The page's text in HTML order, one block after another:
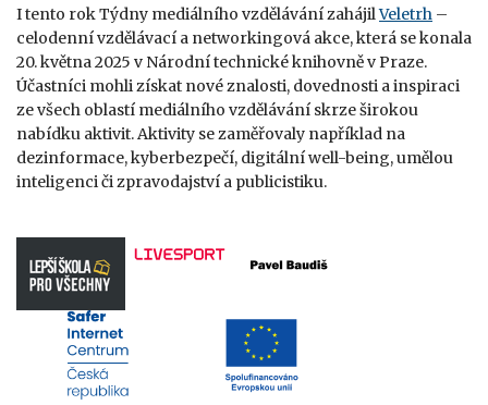
I tento rok Týdny mediálního vzdělávání zahájilVeletrh –
celodenní vzdělávací a networkingová akce, která se konala
20. května 2025 v Národní technické knihovně v Praze.
Účastníci mohli získat nové znalosti, dovednosti a inspiraci
ze všech oblastí mediálního vzdělávání skrze širokou
nabídku aktivit. Aktivity se zaměřovaly například na
dezinformace, kyberbezpečí, digitální well-being, umělou
inteligenci či zpravodajství a publicistiku.